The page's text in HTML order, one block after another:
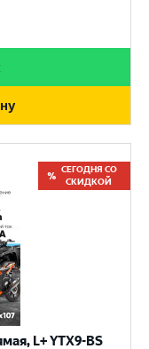
СЕГОДНЯ СО
СКИДКОЙ
L+ YTX9-BS